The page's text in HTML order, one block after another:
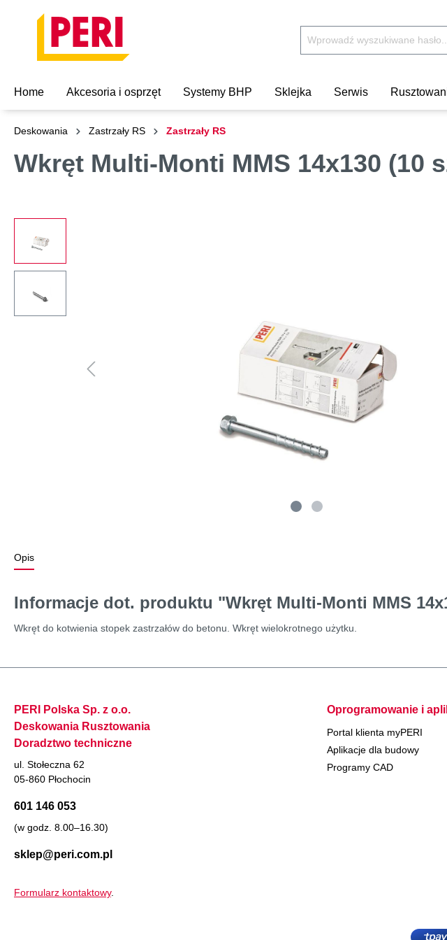
Home Akcesoria i osprzęt Systemy BHP Sklejka Serwis
Deskowania Zastrzały RS Zastrzały RS
Wkręt Multi-Monti MMS 14x130 (10
Opis
Informacje dot. produktu "Wkręt Multi-Monti MMS
Wkręt do kotwienia stopek zastrzałów do betonu. Wkręt wielokrotnego użytku.
PERI Polska Sp. z o.o.
Deskowania Rusztowania
Doradztwo techniczne
ul. Stołeczna 62
05-860 Płochocin
601 146 053
(w godz. 8.00–16.30)
sklep@peri.com.pl
Formularz kontaktowy.
Oprogramowanie i
Portal klienta myPERI
Aplikacje dla budowy
Programy CAD